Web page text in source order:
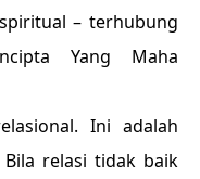
– terhubung
Yang Maha
Ini adalah
Bila relasi tidak baik